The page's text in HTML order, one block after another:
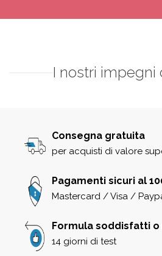
I nostri impegni
Consegna gratuita
per acquisti di valore
Pagamenti sicuri al
Mastercard / Visa /
Formula soddisfatti
14 giorni di test